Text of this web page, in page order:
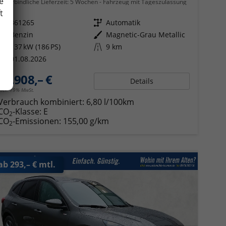
361265 Getriebe Automatik
Benzin Außenfarbe Magnetic-Grau Metallic
137 kW (186 PS) Kilometerstand 9 km
01.08.2026
29.908,– €
19% MwSt.
Details
kombiniert: 6,80 l/100km
2-Klasse: E
2-Emissionen: 155,00 g/km
293,– € mtl.